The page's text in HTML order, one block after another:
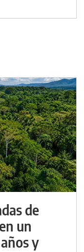
de
un
y